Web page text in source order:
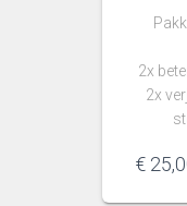
2x
2x
€